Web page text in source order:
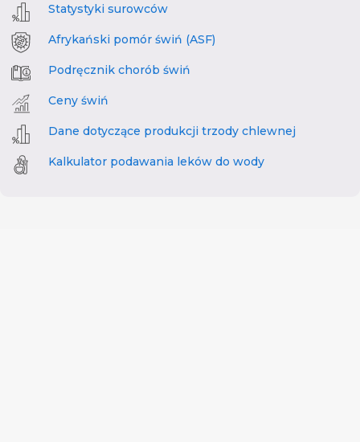
Statystyki surowców
Afrykański pomór świń (ASF)
Podręcznik chorób świń
Ceny świń
Dane dotyczące produkcji trzody chlewnej
Kalkulator podawania leków do wody